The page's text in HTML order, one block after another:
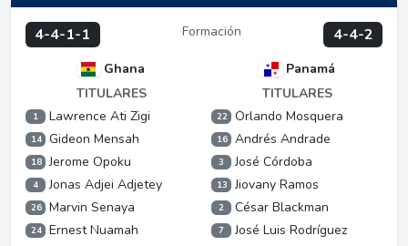
4-4-1-1 Formación 4-4-2
Ghana
TITULARES
1 Lawrence Ati Zigi
14 Gideon Mensah
18 Jerome Opoku
4 Jonas Adjei Adjetey
26 Marvin Senaya
24
Ernest Nuamah
Panamá
TITULARES
22 Orlando Mosquera
16 Andrés Andrade
3 José Córdoba
13 Jiovany Ramos
2 César Blackman
7
José Luis Rodríguez